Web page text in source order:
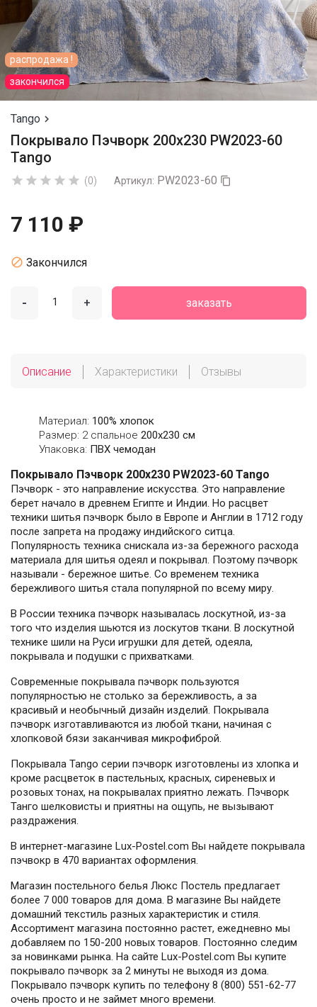
распродажа !
закончился
Tango 
Покрывало Пэчворк 200х230 PW2023-60
Tango
     (0) Артикул: PW2023-60 
7 110 ₽
 Закончился
- + заказать
Описание Характеристики Отзывы
Материал: 100% хлопок
Размер: 2 спальное 200х230 см
Упаковка: ПВХ чемодан
Покрывало Пэчворк 200х230 PW2023-60 Tango
Пэчворк - это направление искусства. Это направление
берет начало в древнем Египте и Индии. Но расцвет
техники шитья пэчворк было в Европе и Англии в 1712 году
после запрета на продажу индийского ситца.
Популярность техника снискала из-за бережного расхода
материала для шитья одеял и покрывал. Поэтому пэчворк
называли - бережное шитье. Со временем техника
бережливого шитья стала популярной по всему миру.
В России техника пэчворк называлась лоскутной, из-за
того что изделия шьются из лоскутов ткани. В лоскутной
технике шили на Руси игрушки для детей, одеяла,
покрывала и подушки с прихватками.
Современные покрывала пэчворк пользуются
популярностью не столько за бережливость, а за
красивый и необычный дизайн изделий. Покрывала
пэчворк изготавливаются из любой ткани, начиная с
хлопковой бязи заканчивая микрофиброй.
Покрывала Tango серии пэчворк изготовлены из хлопка и
кроме расцветок в пастельных, красных, сиреневых и
розовых тонах, на покрывалах приятно лежать. Пэчворк
Танго шелковисты и приятны на ощупь, не вызывают
раздражения.
В интернет-магазине Lux-Postel.com Вы найдете покрывала
пэчвокр в 470 вариантах оформления.
Магазин постельного белья Люкс Постель предлагает
более 7 000 товаров для дома. В магазине Вы найдете
домашний текстиль разных характеристик и стиля.
Ассортимент магазина постоянно растет, ежедневно мы
добавляем по 150-200 новых товаров. Постоянно следим
за новинками рынка. На сайте Lux-Postel.com Вы купите
покрывало пэчворк за 2 минуты не выходя из дома.
Покрывало пэчворк купить по телефону 8 (800) 551-62-77
очень просто и не займет много времени.